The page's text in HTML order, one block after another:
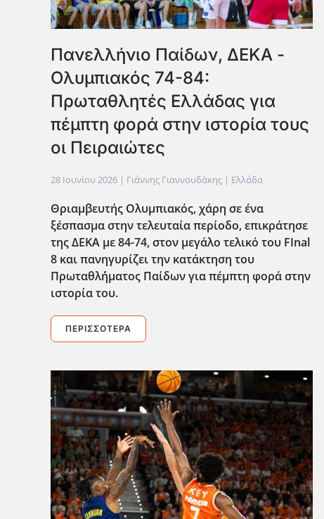
Πανελλήνιο Παίδων, ΔΕΚΑ -
Ολυμπιακός 74-84:
Πρωταθλητές Ελλάδας για
πέμπτη φορά στην ιστορία τους
οι Πειραιώτες
28 Ιουνίου 2026 | Γιάννης Γιαννουδάκης | Ελλάδα
Θριαμβευτής Ολυμπιακός, χάρη σε ένα
ξέσπασμα στην τελευταία περίοδο, επικράτησε
της ΔΕΚΑ με 84-74, στον μεγάλο τελικό του FInal
8 και πανηγυρίζει την κατάκτηση του
Πρωταθλ΄ήματος Παίδων για πέμπτη φορά στην
ιστορία του.
ΠΕΡΙΣΣΌΤΕΡΑ